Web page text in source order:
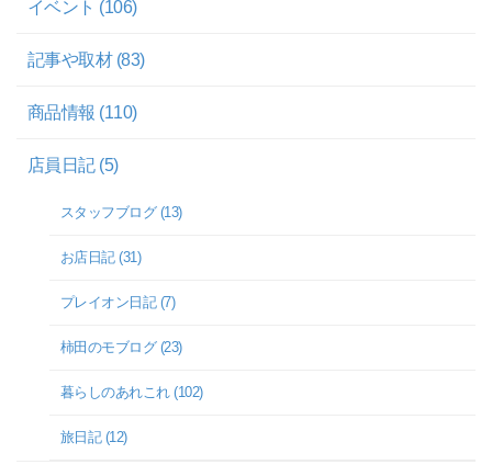
イベント (106)
記事や取材 (83)
商品情報 (110)
店員日記 (5)
スタッフブログ (13)
お店日記 (31)
プレイオン日記 (7)
柿田のモブログ (23)
暮らしのあれこれ (102)
旅日記 (12)